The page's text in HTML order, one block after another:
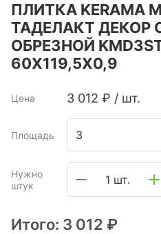
ПЛИТКА KERAMA
ТАДЕЛАКТ ДЕКОР
ОБРЕЗНОЙ
60X119,5X0,9
Цена 3 012 ₽ / шт.
Площадь
Нужно
штук
1 шт.
Итого: 3 012 ₽